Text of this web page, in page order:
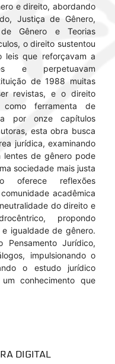
e direito, abordando
Justiça de Gênero,
Gênero e Teorias
o direito sustentou
leis que reforçavam a
e perpetuavam
de 1988 muitas
revistas, e o direito
ferramenta de
por onze capítulos
esta obra busca
jurídica, examinando
lentes de gênero pode
sociedade mais justa
oferece reflexões
acadêmica
do direito e
propondo
igualdade de gênero.
Pensamento Jurídico,
impulsionando o
o estudo jurídico
conhecimento que
DIGITAL